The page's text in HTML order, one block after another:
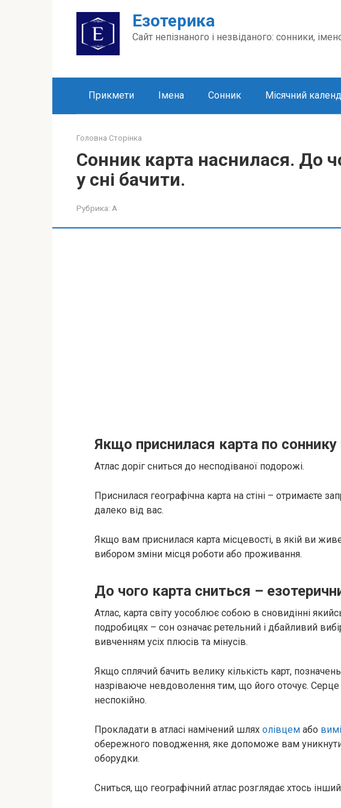
Езотерика
Сайт непізнаного і незвіданого: сонники,
Прикмети Імена Сонник Місячний
Головна Сторінка
Сонник карта наснилася. До
у сні бачити.
Рубрика: А
Якщо приснилася карта по
Атлас доріг сниться до несподіваної подорожі.
Приснилася географічна карта на стіні – отримаєте
далеко від вас.
Якщо вам приснилася карта місцевості, в якій ви
вибором зміни місця роботи або проживання.
До чого карта сниться –
Атлас, карта світу уособлює собою в сновидінні
подробицях – сон означає ретельний і дбайливий
вивченням усіх плюсів та мінусів.
Якщо сплячий бачить велику кількість карт,
назріваюче невдоволення тим, що його оточує. Серце
неспокійно.
Прокладати в атласі намічений шлях олівцем або
обережного поводження, яке допоможе вам уникнути
оборудки.
Сниться, що географічний атлас розглядає хтось